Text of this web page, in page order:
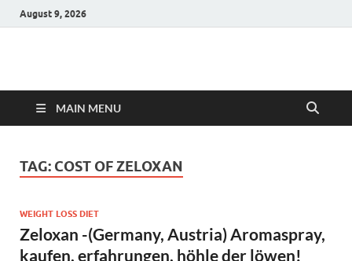
August 9, 2026
Hulk Supplements
MAIN MENU
TAG: COST OF ZELOXAN
WEIGHT LOSS DIET
Zeloxan -(Germany, Austria) Aromaspray,
kaufen, erfahrungen, höhle der löwen!